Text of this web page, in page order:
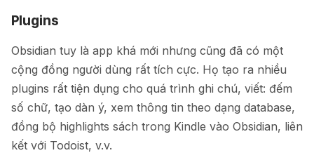
Plugins
Obsidian tuy là app khá mới nhưng cũng đã có một
cộng đồng người dùng rất tích cực. Họ tạo ra nhiều
plugins rất tiện dụng cho quá trình ghi chú, viết: đếm
số chữ, tạo dàn ý, xem thông tin theo dạng database,
đồng bộ highlights sách trong Kindle vào Obsidian, liên
kết với Todoist, v.v.